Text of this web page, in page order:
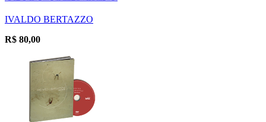
IVALDO BERTAZZO
R$ 80,00